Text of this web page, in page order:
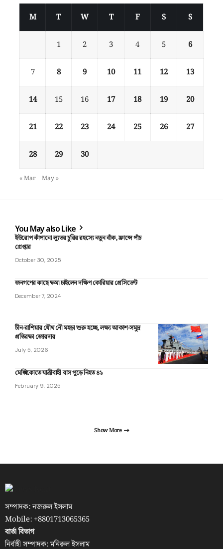
M T W T F S S
1 2 3 4 5 6
7 8 9 10 11 12 13
14 15 16 17 18 19 20
21 22 23 24 25 26 27
28 29 30
« Mar May »
You May also Like
ইউরোপ কাঁপানো ল্যুভর চুরির রহস্যে নতুন বাঁক, ফ্রান্সে পাঁচ
গ্রেপ্তার
October 30, 2025
জনগণের কাছে ক্ষমা চাইলেন দক্ষিণ কোরিয়ার প্রেসিডেন্ট
December 7, 2024
চীন-রাশিয়ার যৌথ নৌ মহড়া শুরু হচ্ছে, লক্ষ্য আকাশ-সমুদ্র
প্রতিরক্ষা জোরদার
July 5, 2026
মেক্সিকোতে যাত্রীবাহী বাস পুড়ে নিহত ৪১
February 9, 2025
Show More
সম্পাদক: নজরুল ইসলাম
Mobile: +8801713065365
বার্তা বিভাগ
নির্বাহী সম্পাদক: মনিরুল ইসলাম